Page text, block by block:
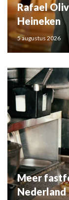
Rafael
Heineken
5 augustus 2026
Meer
Nederland